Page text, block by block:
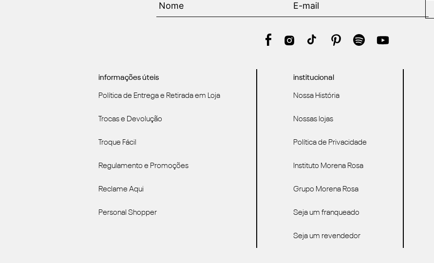
informações úteis
Política de Entrega e Retirada em Loja
Trocas e Devolução
Troque Fácil
Regulamento e Promoções
Reclame Aqui
Personal Shopper
institucional
Nossa História
Nossas lojas
Política de Privacidade
Instituto Morena Rosa
Grupo Morena Rosa
Seja um franqueado
Seja um revendedor